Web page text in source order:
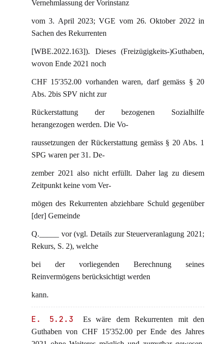
Vernehmlassung der Vorinstanz
vom 3. April 2023; VGE vom 26. Oktober 2022 in
Sachen des Rekurrenten
[WBE.2022.163]). Dieses (Freizügigkeits-)Guthaben,
wovon Ende 2021 noch
CHF 15'352.00 vorhanden waren, darf gemäss § 20
Abs. 2bis SPV nicht zur
Rückerstattung der bezogenen Sozialhilfe
herangezogen werden. Die Vo-
raussetzungen der Rückerstattung gemäss § 20 Abs. 1
SPG waren per 31. De-
zember 2021 also nicht erfüllt. Daher lag zu diesem
Zeitpunkt keine vom Ver-
mögen des Rekurrenten abziehbare Schuld gegenüber
[der] Gemeinde
Q._____ vor (vgl. Details zur Steuerveranlagung 2021;
Rekurs, S. 2), welche
bei der vorliegenden Berechnung seines
Reinvermögens berücksichtigt werden
kann.
E. 5.2.3
Es wäre dem Rekurrenten mit den
Guthaben von CHF 15'352.00 per Ende des Jahres